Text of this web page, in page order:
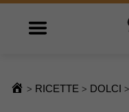
Open main menu
> RICETTE > DOLCI >